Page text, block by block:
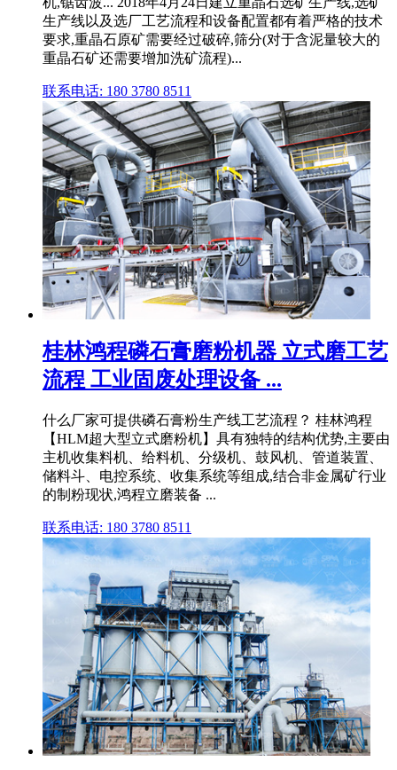
生产线以及选厂工艺流程和设备配置都有着严格的技术
要求,重晶石原矿需要经过破碎,筛分(对于含泥量较大的
重晶石矿还需要增加洗矿流程)...
联系电话: 180 3780 8511
桂林鸿程磷石膏磨粉机器 立式磨工艺
流程 工业固废处理设备 ...
什么厂家可提供磷石膏粉生产线工艺流程？ 桂林鸿程
【HLM超大型立式磨粉机】具有独特的结构优势,主要由
主机收集料机、给料机、分级机、鼓风机、管道装置、
储料斗、电控系统、收集系统等组成,结合非金属矿行业
的制粉现状,鸿程立磨装备 ...
联系电话: 180 3780 8511